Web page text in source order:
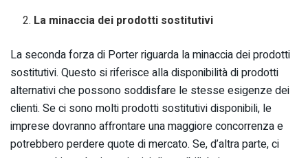
La minaccia dei prodotti sostitutivi
La seconda forza di Porter riguarda la minaccia dei prodotti
sostitutivi. Questo si riferisce alla disponibilità di prodotti
alternativi che possono soddisfare le stesse esigenze dei
clienti. Se ci sono molti prodotti sostitutivi disponibili, le
imprese dovranno affrontare una maggiore concorrenza e
potrebbero perdere quote di mercato. Se, d’altra parte, ci